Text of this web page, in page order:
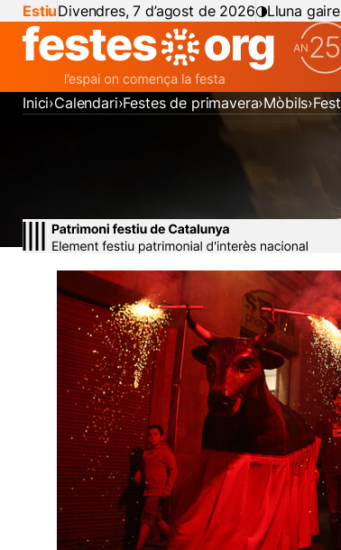
EstiuDivendres, 7 d’agost de 2026 Lluna
Inici Calendari Festes de primavera Mòbils